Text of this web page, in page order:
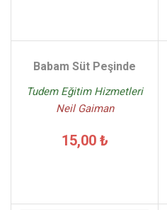
Babam Süt Peşinde
Tudem Eğitim Hizmetleri
Neil Gaiman
15,00 ₺